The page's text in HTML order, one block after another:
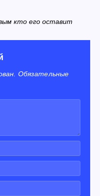
кто его оставит
Обязательные